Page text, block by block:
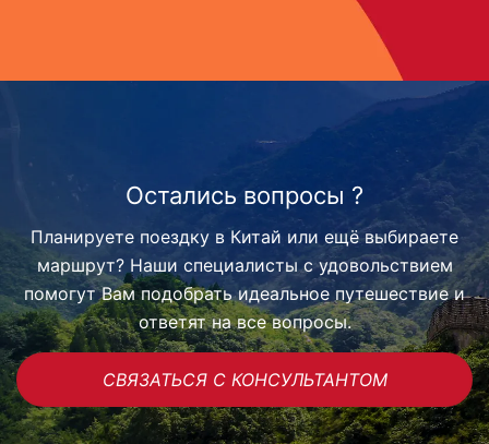
Остались вопросы ?
Планируете поездку в Китай или ещё выбираете
маршрут? Наши специалисты с удовольствием
помогут Вам подобрать идеальное путешествие и
ответят на все вопросы.
СВЯЗАТЬСЯ С КОНСУЛЬТАНТОМ